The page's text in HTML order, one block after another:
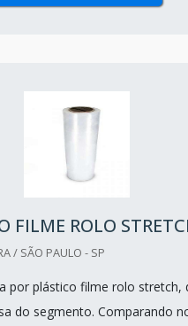
FILME ROLO
/ SÃO PAULO - SP
por plástico filme rolo stretch,
do segmento. Comparando